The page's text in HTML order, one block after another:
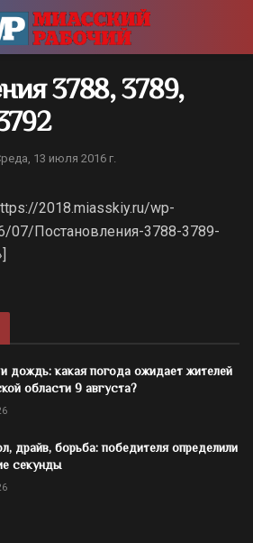
3788, 3789,
13 июля 2016 г.
2018.miasskiy.ru/wp-
07/Постановления-3788-3789-
дождь: какая погода ожидает жителей
области 9 августа?
драйв, борьба: победителя определили
секунды